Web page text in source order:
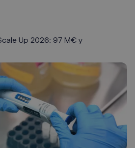
Up 2026: 97 M€ y